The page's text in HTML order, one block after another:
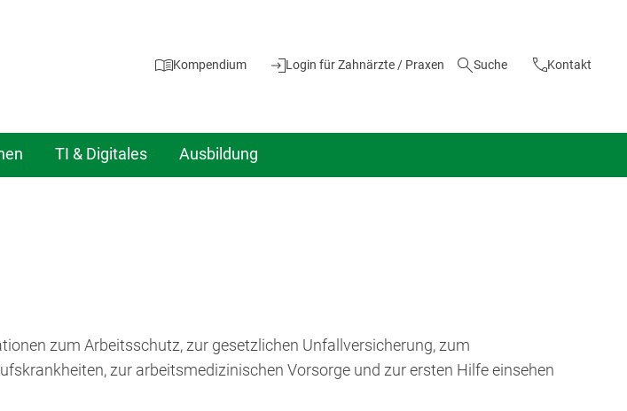
Kompendium Login für Zahnärzte / Praxen Suche Kontakt
TI & Digitales Ausbildung
zum Arbeitsschutz, zur gesetzlichen Unfallversicherung, zum
zur arbeitsmedizinischen Vorsorge und zur ersten Hilfe einsehen